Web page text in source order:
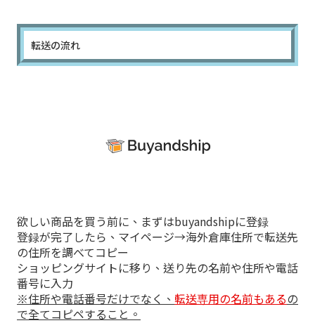
転送の流れ
欲しい商品を買う前に、まずはbuyandshipに登録
登録が完了したら、マイページ→海外倉庫住所で転送先
の住所を調べてコピー
ショッピングサイトに移り、送り先の名前や住所や電話
番号に入力
※住所や電話番号だけでなく、 転送専用の名前もあるの
で全てコピペすること。